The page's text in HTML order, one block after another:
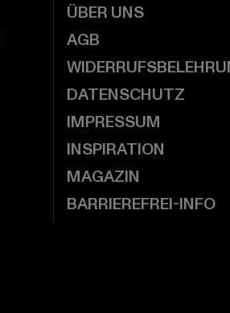
ÜBER UNS
AGB
DATENSCHUTZ
IMPRESSUM
INSPIRATION
MAGAZIN
BARRIEREFREI-INFO